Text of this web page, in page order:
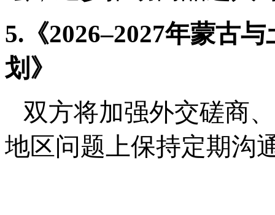
5.《2026–2027年蒙古
划》
双方将加强外交磋商
地区问题上保持定期沟